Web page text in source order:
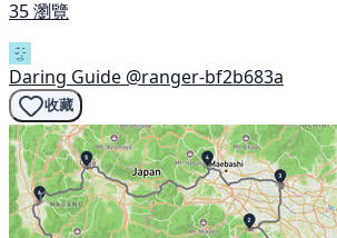
35 瀏覽
Daring Guide @ranger-bf2b683a
收藏